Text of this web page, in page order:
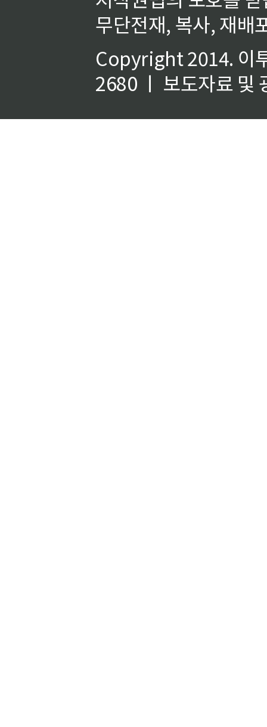
무단전재, 복사, 재배
Copyright 2014. 이
2680 ㅣ 보도자료